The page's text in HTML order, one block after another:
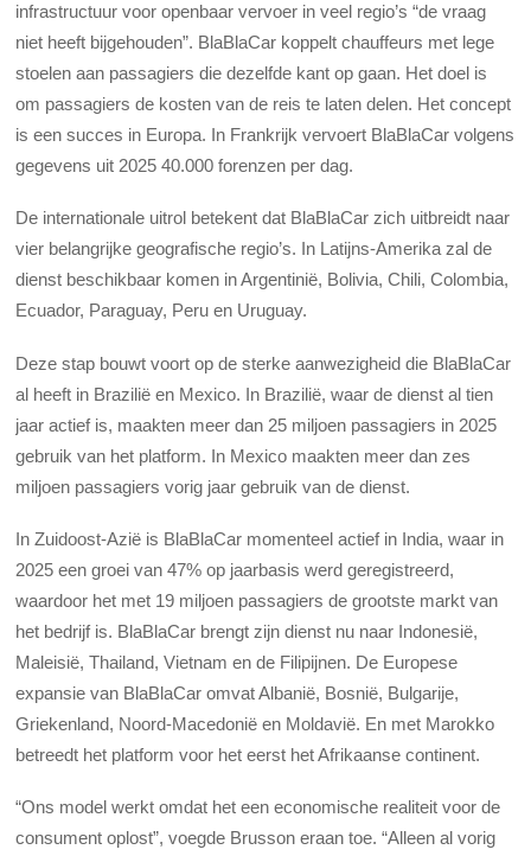
infrastructuur voor openbaar vervoer in veel regio’s “de vraag
niet heeft bijgehouden”. BlaBlaCar koppelt chauffeurs met lege
stoelen aan passagiers die dezelfde kant op gaan. Het doel is
om passagiers de kosten van de reis te laten delen. Het concept
is een succes in Europa. In Frankrijk vervoert BlaBlaCar volgens
gegevens uit 2025 40.000 forenzen per dag.
De internationale uitrol betekent dat BlaBlaCar zich uitbreidt naar
vier belangrijke geografische regio’s. In Latijns-Amerika zal de
dienst beschikbaar komen in Argentinië, Bolivia, Chili, Colombia,
Ecuador, Paraguay, Peru en Uruguay.
Deze stap bouwt voort op de sterke aanwezigheid die BlaBlaCar
al heeft in Brazilië en Mexico. In Brazilië, waar de dienst al tien
jaar actief is, maakten meer dan 25 miljoen passagiers in 2025
gebruik van het platform. In Mexico maakten meer dan zes
miljoen passagiers vorig jaar gebruik van de dienst.
In Zuidoost-Azië is BlaBlaCar momenteel actief in India, waar in
2025 een groei van 47% op jaarbasis werd geregistreerd,
waardoor het met 19 miljoen passagiers de grootste markt van
het bedrijf is. BlaBlaCar brengt zijn dienst nu naar Indonesië,
Maleisië, Thailand, Vietnam en de Filipijnen. De Europese
expansie van BlaBlaCar omvat Albanië, Bosnië, Bulgarije,
Griekenland, Noord-Macedonië en Moldavië. En met Marokko
betreedt het platform voor het eerst het Afrikaanse continent.
“Ons model werkt omdat het een economische realiteit voor de
consument oplost”, voegde Brusson eraan toe. “Alleen al vorig